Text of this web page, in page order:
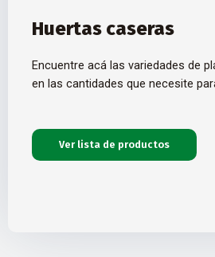
Huertas caseras
Encuentre acá las variedades de
en las cantidades que necesite
Ver lista de productos